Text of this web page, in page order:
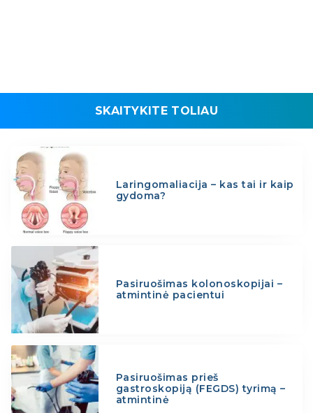
SKAITYKITE TOLIAU
Laringomaliacija – kas tai ir kaip
gydoma?
Pasiruošimas kolonoskopijai –
atmintinė pacientui
Pasiruošimas prieš
gastroskopiją (FEGDS) tyrimą –
atmintinė